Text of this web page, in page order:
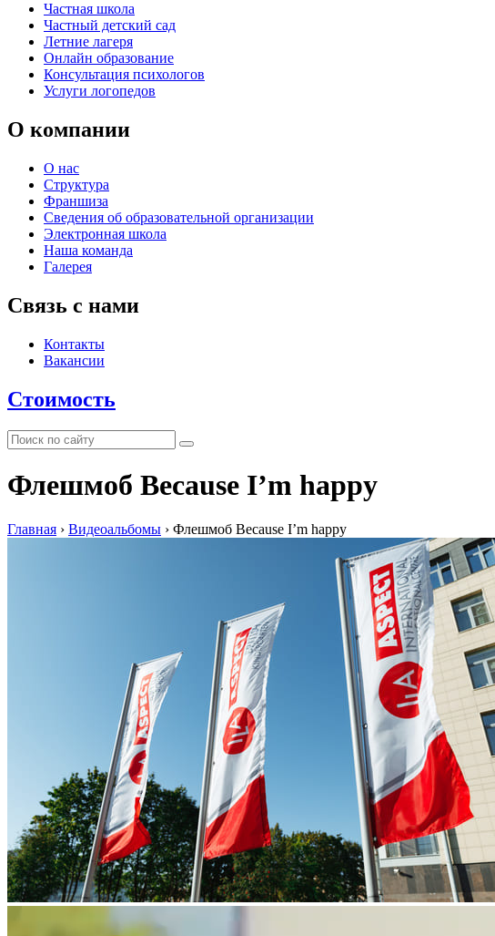
Частная школа
Частный детский сад
Летние лагеря
Онлайн образование
Консультация психологов
Услуги логопедов
О компании
О нас
Структура
Франшиза
Сведения об образовательной организации
Электронная школа
Наша команда
Галерея
Связь с нами
Контакты
Вакансии
Стоимость
Флешмоб Because I’m happy
Главная › Видеоальбомы › Флешмоб Because I’m happy